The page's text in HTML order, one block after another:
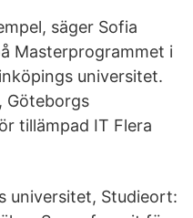
säger Sofia
Masterprogrammet i
universitet.
Göteborgs
tillämpad IT Flera
universitet, Studieort: